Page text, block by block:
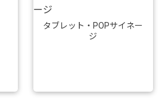
タブレット・POPサイネー
ジ